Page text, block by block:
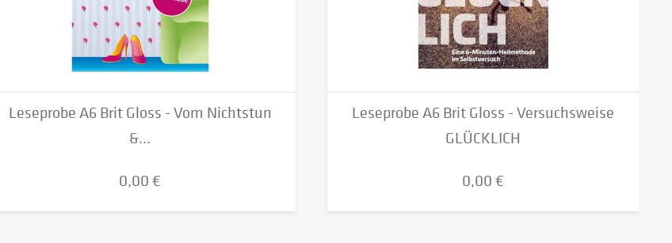
Leseprobe A6 Brit Gloss - Vom Nichtstun
&...
0,00 €
Leseprobe A6 Brit Gloss - Versuchsweise
GLÜCKLICH
0,00 €